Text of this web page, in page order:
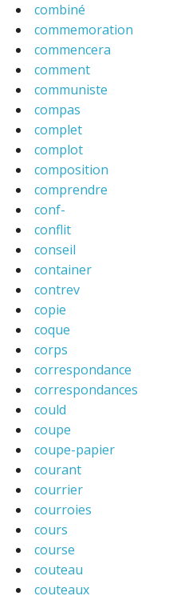
combiné
commemoration
commencera
comment
communiste
compas
complet
complot
composition
comprendre
conf-
conflit
conseil
container
contrev
copie
coque
corps
correspondance
correspondances
could
coupe
coupe-papier
courant
courrier
courroies
cours
course
couteau
couteaux